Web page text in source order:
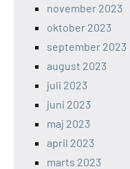
november 2023
oktober 2023
september 2023
august 2023
juli 2023
juni 2023
maj 2023
april 2023
marts 2023